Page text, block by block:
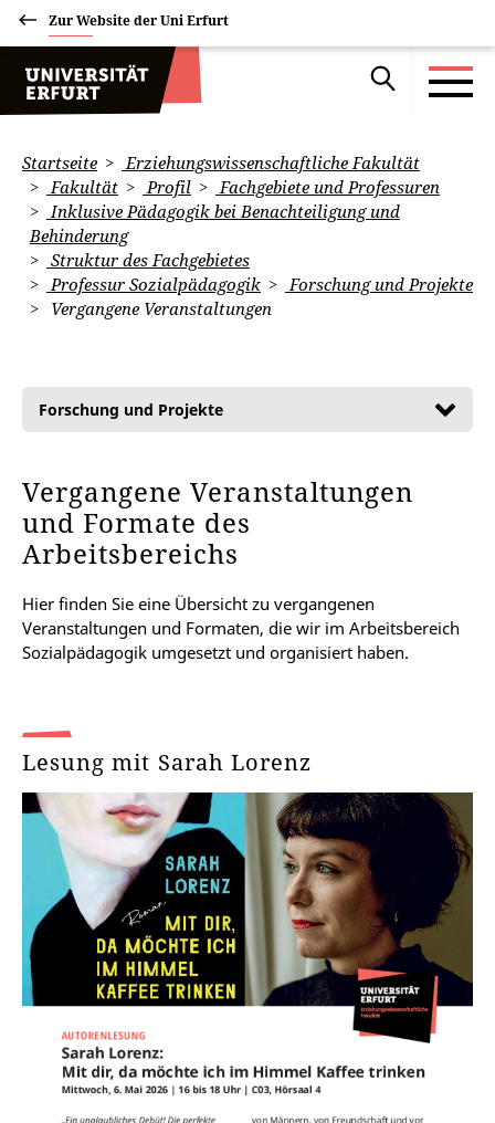
Zur Website der Uni Erfurt
Startseite
Erziehungswissenschaftliche Fakultät
Fakultät
Profil
Fachgebiete und Professuren
Inklusive Pädagogik bei Benachteiligung und
Behinderung
Struktur des Fachgebietes
Professur Sozialpädagogik
Forschung und Projekte
Vergangene Veranstaltungen
Forschung und Projekte
Vergangene Veranstaltungen
und Formate des
Arbeitsbereichs
Hier finden Sie eine Übersicht zu vergangenen
Veranstaltungen und Formaten, die wir im Arbeitsbereich
Sozialpädagogik umgesetzt und organisiert haben.
Lesung mit Sarah Lorenz